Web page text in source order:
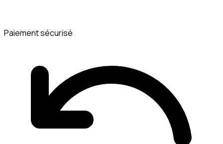
Paiement sécurisé